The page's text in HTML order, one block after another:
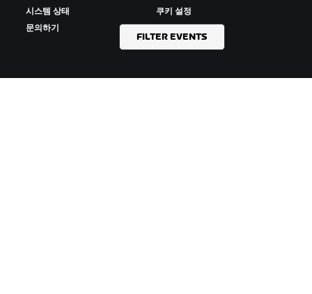
FILTER EVENTS
시스템 상태
문의하기
쿠키 설정